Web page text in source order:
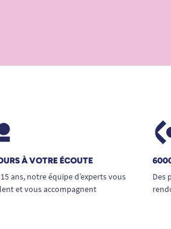
À VOTRE ÉCOUTE
ans, notre équipe d’experts vous
et vous accompagnent
Des